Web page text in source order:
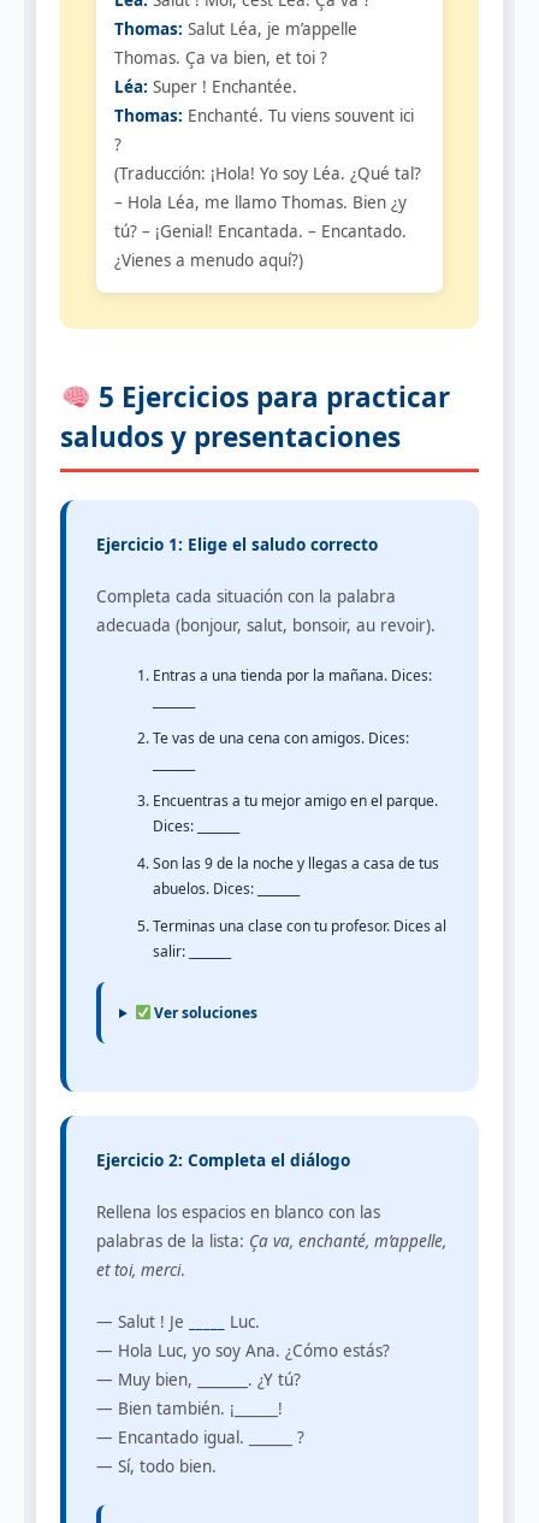
Thomas: Salut Léa, je m’appelle
Thomas. Ça va bien, et toi ?
Léa: Super ! Enchantée.
Thomas: Enchanté. Tu viens souvent ici
?
(Traducción: ¡Hola! Yo soy Léa. ¿Qué tal?
– Hola Léa, me llamo Thomas. Bien ¿y
tú? – ¡Genial! Encantada. – Encantado.
¿Vienes a menudo aquí?)
5 Ejercicios para practicar
saludos y presentaciones
Ejercicio 1: Elige el saludo correcto
Completa cada situación con la palabra
adecuada (bonjour, salut, bonsoir, au revoir).
Entras a una tienda por la mañana. Dices:
Te vas de una cena con amigos. Dices:
Encuentras a tu mejor amigo en el parque.
Dices: _______
Son las 9 de la noche y llegas a casa de tus
abuelos. Dices: _______
Terminas una clase con tu profesor. Dices al
salir: _______
Ver soluciones
Ejercicio 2: Completa el diálogo
Rellena los espacios en blanco con las
palabras de la lista: Ça va, enchanté, m’appelle,
et toi, merci.
— Salut ! Je
Luc.
— Hola Luc, yo soy Ana. ¿Cómo estás?
— Muy bien, _______. ¿Y tú?
— Bien también. ¡______!
— Encantado igual. ______ ?
— Sí, todo bien.